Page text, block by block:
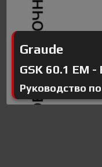
Graude
GSK 60.1 EM -
Руководство